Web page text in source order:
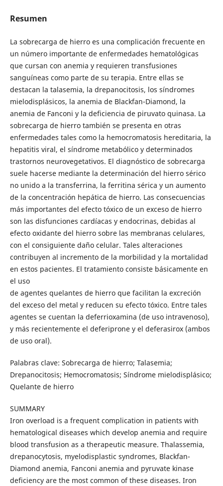
Resumen
La sobrecarga de hierro es una complicación frecuente en
un número importante de enfermedades hematológicas
que cursan con anemia y requieren transfusiones
sanguíneas como parte de su terapia. Entre ellas se
destacan la talasemia, la drepanocitosis, los síndromes
mielodisplásicos, la anemia de Blackfan-Diamond, la
anemia de Fanconi y la deficiencia de piruvato quinasa. La
sobrecarga de hierro también se presenta en otras
enfermedades tales como la hemocromatosis hereditaria, la
hepatitis viral, el síndrome metabólico y determinados
trastornos neurovegetativos. El diagnóstico de sobrecarga
suele hacerse mediante la determinación del hierro sérico
no unido a la transferrina, la ferritina sérica y un aumento
de la concentración hepática de hierro. Las consecuencias
más importantes del efecto tóxico de un exceso de hierro
son las disfunciones cardíacas y endocrinas, debidas al
efecto oxidante del hierro sobre las membranas celulares,
con el consiguiente daño celular. Tales alteraciones
contribuyen al incremento de la morbilidad y la mortalidad
en estos pacientes. El tratamiento consiste básicamente en
el uso
de agentes quelantes de hierro que facilitan la excreción
del exceso del metal y reducen su efecto tóxico. Entre tales
agentes se cuentan la deferrioxamina (de uso intravenoso),
y más recientemente el deferiprone y el deferasirox (ambos
de uso oral).
Palabras clave: Sobrecarga de hierro; Talasemia;
Drepanocitosis; Hemocromatosis; Síndrome mielodisplásico;
Quelante de hierro
SUMMARY
Iron overload is a frequent complication in patients with
hematological diseases which develop anemia and require
blood transfusion as a therapeutic measure. Thalassemia,
drepanocytosis, myelodisplastic syndromes, Blackfan-
Diamond anemia, Fanconi anemia and pyruvate kinase
deficiency are the most common of these diseases. Iron